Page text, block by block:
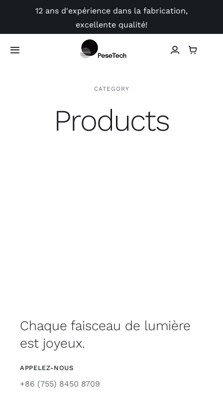
content
12 ans d'expérience dans la fabrication,
excellente qualité!
Toggle
Application
CATEGORY
Products
Chaque faisceau de lumière
est joyeux.
APPELEZ-NOUS
+86 (755) 8450 8709